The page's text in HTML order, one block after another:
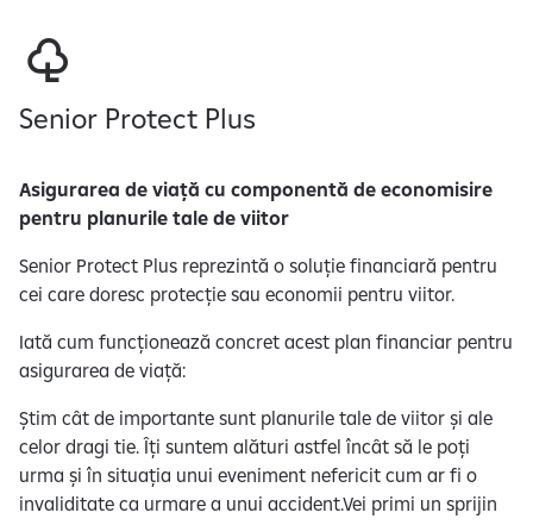
Senior Protect Plus
Asigurarea de viață cu componentă de economisire
pentru planurile tale de viitor
Senior Protect Plus reprezintă o soluție financiară pentru
cei care doresc protecție sau economii pentru viitor.
Iată cum funcționează concret acest plan financiar pentru
asigurarea de viață:
Știm cât de importante sunt planurile tale de viitor și ale
celor dragi tie. Îți suntem alături astfel încât să le poți
urma și în situația unui eveniment nefericit cum ar fi o
invaliditate ca urmare a unui accident.Vei primi un sprijin